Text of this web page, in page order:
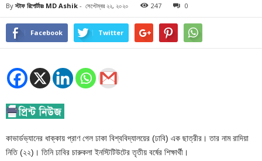
By স্টাফ রিপোর্টারঃ MD Ashik - সেপ্টেম্বর ২২, ২০২০ 247 0
Facebook Twitter
কাভার্ডভ্যানের ধাক্কায় প্রাণ গেল ঢাকা বিশ্ববিদ্যালয়ের (ঢাবি) এক ছাত্রীর। তার নাম রাদিয়া
নিতি (২২)। তিনি ঢাবির চারুকলা ইনস্টিটিউটের তৃতীয় বর্ষের শিক্ষার্থী।